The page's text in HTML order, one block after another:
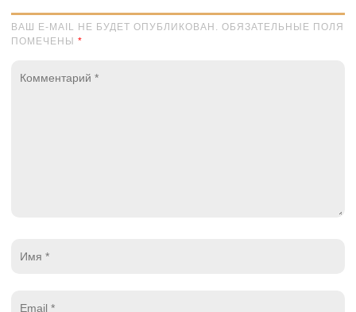
ВАШ E-MAIL НЕ БУДЕТ ОПУБЛИКОВАН. ОБЯЗАТЕЛЬНЫЕ ПОЛЯ
ПОМЕЧЕНЫ *